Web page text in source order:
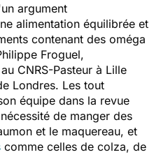
argument
alimentation équilibrée et
contenant des oméga
Froguel,
CNRS-Pasteur à Lille
Londres. Les tout
équipe dans la revue
de manger des
et le maquereau, et
comme celles de colza, de